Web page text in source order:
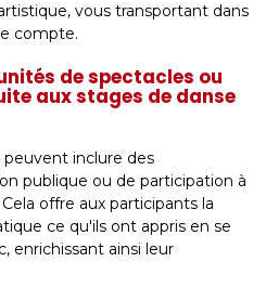
vous transportant dans
compte.
de spectacles ou
aux stages de danse
peuvent inclure des
publique ou de participation à
offre aux participants la
ce qu'ils ont appris en se
enrichissant ainsi leur